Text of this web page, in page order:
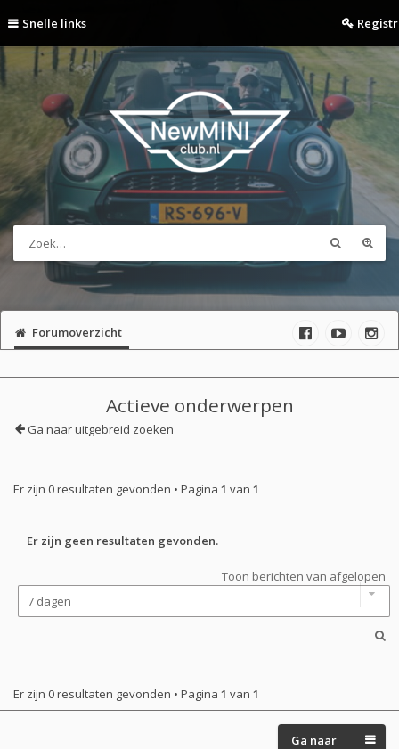
Snelle links
Forumoverzicht
Actieve onderwerpen
Ga naar uitgebreid zoeken
Er zijn 0 resultaten gevonden • Pagina 1 van 1
Er zijn geen resultaten gevonden.
Toon berichten van afgelopen
Er zijn 0 resultaten gevonden • Pagina 1 van 1
Ga naar